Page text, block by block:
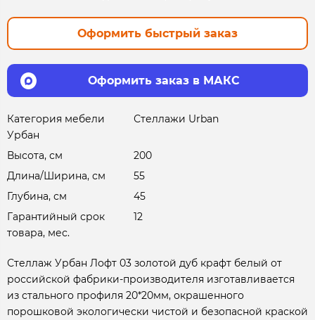
Оформить быстрый заказ
Оформить заказ в МАКС
Категория мебели
Урбан
Стеллажи Urban
Высота, см
200
Длина/Ширина, см
55
Глубина, см
45
Гарантийный срок
товара, мес.
12
Стеллаж Урбан Лофт 03 золотой дуб крафт белый от
российской фабрики-производителя изготавливается
из стального профиля 20*20мм, окрашенного
порошковой экологически чистой и безопасной краской